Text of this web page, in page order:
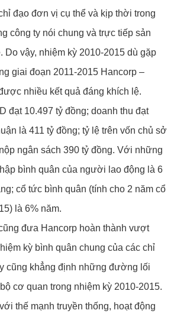
đạo đơn vị cụ thể và kịp thời trong
công ty nói chung và trực tiếp sản
Do vậy, nhiệm kỳ 2010-2015 dù gặp
giai đoạn 2011-2015 Hancorp –
nhiều kết quả đáng khích lệ.
đạt 10.497 tỷ đồng; doanh thu đạt
là 411 tỷ đồng; tỷ lệ trên vốn chủ sở
ngân sách 390 tỷ đồng. Với những
bình quân của người lao động là 6
cổ tức bình quân (tính cho 2 năm cổ
là 6% năm.
đưa Hancorp hoàn thành vượt
kỳ bình quân chung của các chỉ
cũng khẳng định những đường lối
cơ quan trong nhiệm kỳ 2010-2015.
thế mạnh truyền thống, hoạt động